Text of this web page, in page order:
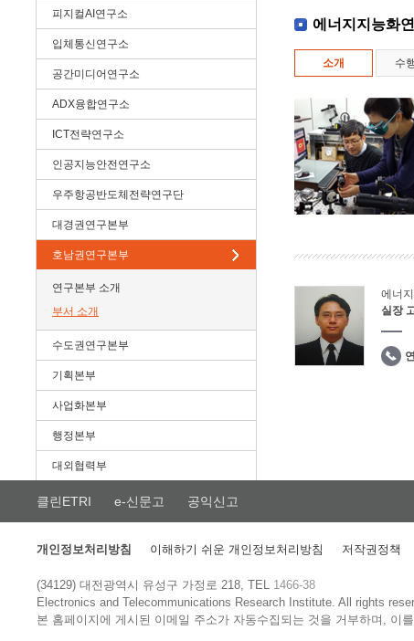
피지컬AI연구소
입체통신연구소
공간미디어연구소
ADX융합연구소
ICT전략연구소
인공지능안전연구소
우주항공반도체전략연구단
대경권연구본부
호남권연구본부
연구본부 소개
부서 소개
수도권연구본부
기획본부
사업화본부
행정본부
대외협력부
에너지지능화
소개 수
에너
실장
클린ETRI e-신문고 공익신고
개인정보처리방침 이해하기 쉬운 개인정보처리방침 저작권정책
(34129) 대전광역시 유성구 가정로 218, TEL 1466-38
Electronics and Telecommunications Research Institute.All rights
본 홈페이지에 게시된 이메일 주소가 자동수집되는 것을 거부하며, 이